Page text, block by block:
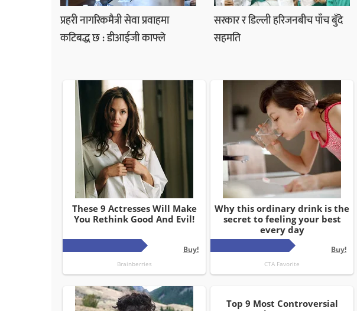
प्रहरी नागरिकमैत्री सेवा प्रवाहमा
कटिबद्ध छ : डीआईजी काफ्ले
सरकार र डिल्ली हरिजनबीच पाँच बुँदे
सहमति